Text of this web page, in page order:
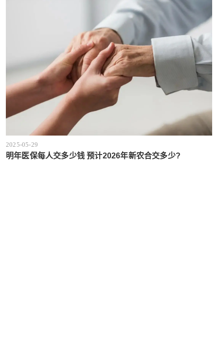
2025-05-29
明年医保每人交多少钱 预计2026年新农合交多少?